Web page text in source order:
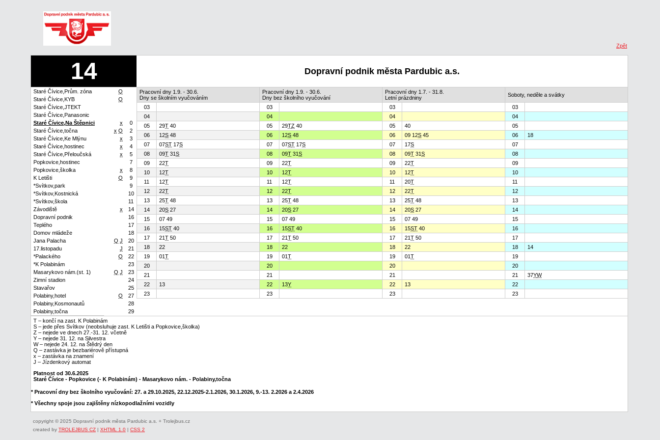
Zpět
14 Dopravní podnik města Pardubic a.s.
Staré Čívice,Prům. zóna
Q
Staré Čívice,KYB
Q
Staré Čívice,JTEKT
Staré Čívice,Panasonic
Staré Čívice,Na Štěpnici
x
0
Staré Čívice,točna
x Q
2
Staré Čívice,Ke Mlýnu
x
3
Staré Čívice,hostinec
x
4
Staré Čívice,Přeloučská
x
5
Popkovice,hostinec
7
Popkovice,školka
x
8
K Letišti
Q
9
*Svítkov,park
9
*Svítkov,Kostnická
10
*Svítkov,škola
11
Závodiště
x
14
Dopravní podnik
16
Teplého
17
Domov mládeže
18
Jana Palacha
Q J
20
17.listopadu
J
21
*Palackého
Q
22
*K Polabinám
23
Masarykovo nám.(st. 1)
Q J
23
Zimní stadion
24
Stavařov
25
Polabiny,hotel
Q
27
Polabiny,Kosmonautů
28
Polabiny,točna
29
Pracovní dny 1.9. - 30.6.
Dny se školním vyučováním
Pracovní dny 1.9. - 30.6.
Dny bez školního vyučování
Pracovní dny 1.7. - 31.8.
Letní prázdniny
Soboty, neděle a svátky
03 03 03
03
04
04 04
04
05
29T 40 05 29TZ 40 05 40
05
06
12S 48 06 12S 48 06 09 12S 45 06
18
07
07ST 17S 07 07ST 17S 07 17S
07
08
09T 31S 08 09T 31S 08 09T 31S
08
09
22T 09 22T 09 22T
09
10
12T 10 12T 10 12T
10
11
12T 11 12T 11 20T
11
12
22T 12 22T 12 22T
12
13
25T 48 13 25T 48 13 25T 48
13
14
20S 27 14 20S 27 14 20S 27
14
15
07 49 15 07 49 15 07 49
15
16
15ST 40 16 15ST 40 16 15ST 40
16
17
21T 50 17 21T 50 17 21T 50
17
18
22 18 22 18 22 18
14
19
01T 19 01T 19 01T
19
20
20 20
20
21
21 21 21 37YW
22
13 22 13Y 22 13
22
23
23 23 23
T – končí na zast. K Polabinám
S – jede přes Svítkov (neobsluhuje zast. K Letišti a Popkovice,školka)
Z – nejede ve dnech 27.-31. 12. včetně
Y – nejede 31. 12. na Silvestra
W – nejede 24. 12. na Štědrý den
Q – zastávka je bezbariérově přístupná
x – zastávka na znamení
J – Jízdenkový automat
Platnost od 30.6.2025
Staré Čívice - Popkovice (- K Polabinám) - Masarykovo nám. - Polabiny,točna
* Pracovní dny bez školního vyučování: 27. a 29.10.2025, 22.12.2025-2.1.2026, 30.1.2026, 9.-13. 2.2026 a 2.4.2026
* Všechny spoje jsou zajištěny nízkopodlažními vozidly
copyright © 2025 Dopravní podnik města Pardubic a.s. + Trolejbus.cz
created by TROLEJBUS CZ | XHTML 1.0 | CSS 2